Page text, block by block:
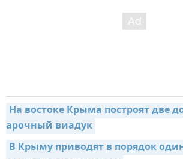
На востоке Крыма построят две
арочный виадук
В Крыму приводят в порядок